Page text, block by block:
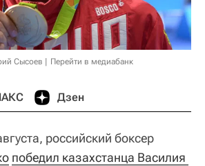
Сысоев Перейти в медиабанк
Дзен
российский боксер
победил казахстанца Василия